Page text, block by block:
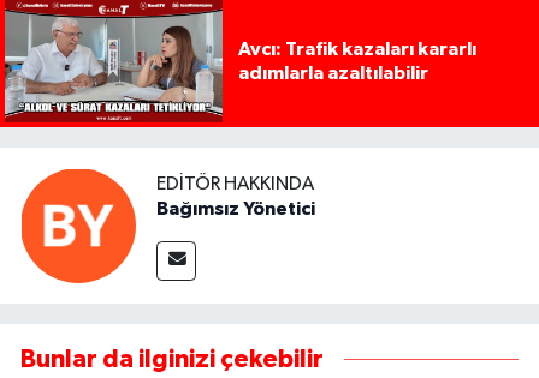
Avcı: Trafik kazaları kararlı
adımlarla azaltılabilir
EDITÖR HAKKINDA
Bağımsız Yönetici
Bunlar da ilginizi çekebilir